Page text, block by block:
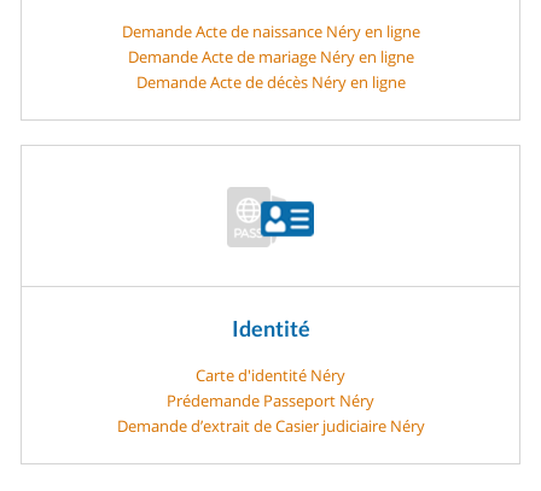
Demande Acte de naissance Néry en ligne
Demande Acte de mariage Néry en ligne
Demande Acte de décès Néry en ligne
Identité
Carte d'identité Néry
Prédemande Passeport Néry
Demande d’extrait de Casier judiciaire Néry